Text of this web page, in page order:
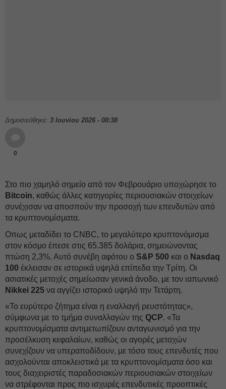
Δημοσιεύθηκε: 3 Ιουνίου 2026 - 08:38
0
Στο πιο χαμηλό σημείο από τον Φεβρουάριο υποχώρησε το
Bitcoin, καθώς άλλες κατηγορίες περιουσιακών στοιχείων
συνέχισαν να αποσπούν την προσοχή των επενδυτών από
τα κρυπτονομίσματα.
Οπως μεταδίδει το CNBC, το μεγαλύτερο κρυπτονόμισμα
στον κόσμο έπεσε στις 65.385 δολάρια, σημειώνοντας
πτώση 2,3%. Αυτό συνέβη αφότου ο S&P 500 και ο Nasdaq
100 έκλεισαν σε ιστορικά υψηλά επίπεδα την Τρίτη. Οι
ασιατικές μετοχές σημείωσαν γενικά άνοδο, με τον ιαπωνικό
Nikkei 225 να αγγίζει ιστορικό υψηλό την Τετάρτη.
«Το ευρύτερο ζήτημα είναι η εναλλαγή ρευστότητας»,
σύμφωνα με το τμήμα συναλλαγών της QCP. «Τα
κρυπτονομίσματα αντιμετωπίζουν ανταγωνισμό για την
προσέλκυση κεφαλαίων, καθώς οι αγορές μετοχών
συνεχίζουν να υπεραποδίδουν, με τόσο τους επενδυτές που
ασχολούνται αποκλειστικά με τα κρυπτονομίσματα όσο και
τους διαχειριστές παραδοσιακών περιουσιακών στοιχείων
να στρέφονται προς πιο ισχυρές επενδυτικές προοπτικές